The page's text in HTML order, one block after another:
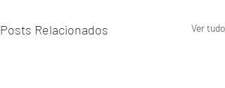
Posts Relacionados Ver tudo